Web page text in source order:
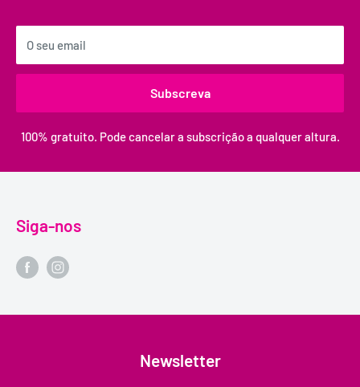
O seu email
Subscreva
100% gratuito. Pode cancelar a subscrição a qualquer altura.
Siga-nos
Newsletter